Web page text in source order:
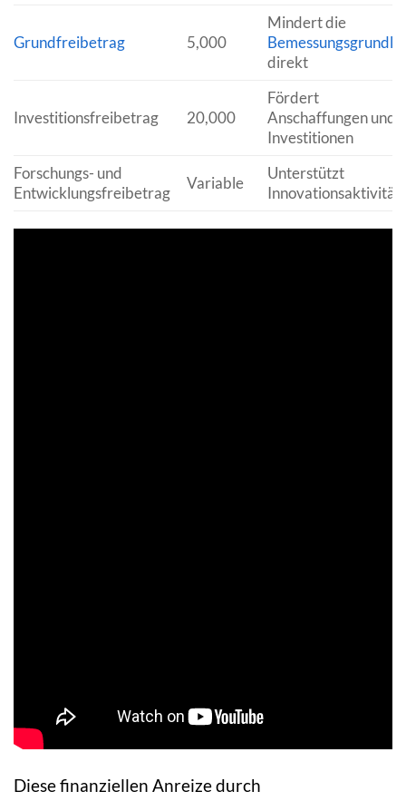
Grundfreibetrag 5,000
Mindert die
direkt
Investitionsfreibetrag 20,000
Fördert
Anschaffungen und
Investitionen
Forschungs- und
Entwicklungsfreibetrag
Variable
Unterstützt
Diese finanziellen Anreize durch